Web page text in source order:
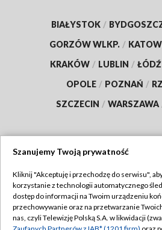
BIAŁYSTOK /
GORZÓW WLKP. /
KRAKÓW / LUBLIN / ŁÓDŹ
OPOLE / POZNAŃ /
SZCZECIN / WARSZAWA
TVP
Abonament TVP
Emisja w TVP
Regulamin
Szanujemy Twoją prywatność
Kliknij "Akceptuję i przechodzę do serwisu",
korzystanie z technologii automatycznego
dostęp do informacji na Twoim urządzeniu
przechowywanie oraz na przetwarzanie
nas, czyli Telewizję Polską S.A. w likwidacji